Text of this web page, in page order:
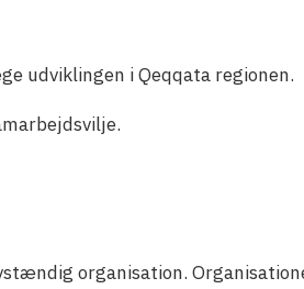
udviklingen i Qeqqata regionen.
organisation.